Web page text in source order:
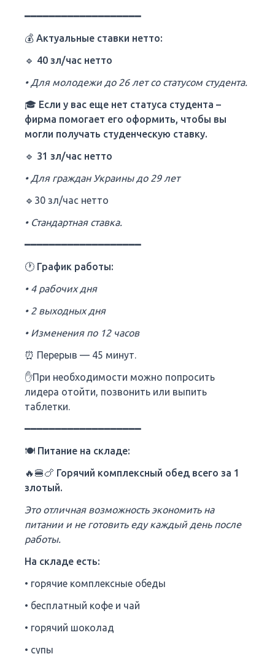
━━━━━━━━━━━━━━━━━━━
💰 Актуальные ставки нетто:
🔹 40 зл/час нетто
• Для молодежи до 26 лет со статусом студента.
🎓 Если у вас еще нет статуса студента –
фирма помогает его оформить, чтобы вы
могли получать студенческую ставку.
🔹 31 зл/час нетто
• Для граждан Украины до 29 лет
🔹30 зл/час нетто
• Стандартная ставка.
━━━━━━━━━━━━━━━━━━━
🕐 График работы:
• 4 рабочих дня
• 2 выходных дня
• Изменения по 12 часов
⏰ Перерыв — 45 минут.
✋При необходимости можно попросить
лидера отойти, позвонить или выпить
таблетки.
━━━━━━━━━━━━━━━━━━━
🍽 Питание на складе:
🔥🍔🍗 Горячий комплексный обед всего за 1
злотый.
Это отличная возможность экономить на
питании и не готовить еду каждый день после
работы.
На складе есть:
• горячие комплексные обеды
• бесплатный кофе и чай
• горячий шоколад
• супы